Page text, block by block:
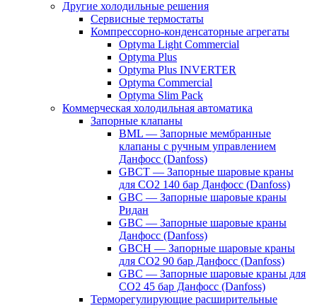
Другие холодильные решения
Сервисные термостаты
Компрессорно-конденсаторные агрегаты
Optyma Light Commercial
Optyma Plus
Optyma Plus INVERTER
Optyma Commercial
Optyma Slim Pack
Коммерческая холодильная автоматика
Запорные клапаны
BML — Запорные мембранные
клапаны с ручным управлением
Данфосс (Danfoss)
GBCT — Запорные шаровые краны
для CO2 140 бар Данфосс (Danfoss)
GBC — Запорные шаровые краны
Ридан
GBC — Запорные шаровые краны
Данфосс (Danfoss)
GBCH — Запорные шаровые краны
для CO2 90 бар Данфосс (Danfoss)
GBC — Запорные шаровые краны для
CO2 45 бар Данфосс (Danfoss)
Терморегулирующие расширительные